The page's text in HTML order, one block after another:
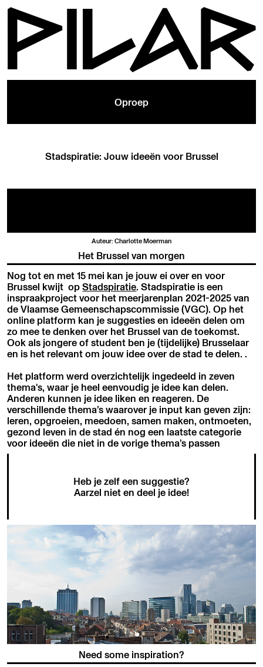
Oproep
Stadspiratie: Jouw ideeën voor Brussel
Auteur: Charlotte Moerman
Het Brussel van morgen
Nog tot en met 15 mei kan je jouw ei over en voor
Brussel kwijt opStadspiratie. Stadspiratie is een
inspraakproject voor het meerjarenplan 2021-2025 van
de Vlaamse Gemeenschapscommissie (VGC). Op het
online platform kan je suggesties en ideeën delen om
zo mee te denken over het Brussel van de toekomst.
Ook als jongere of student ben je (tijdelijke) Brusselaar
en is het relevant om jouw idee over de stad te delen. .
Het platform werd overzichtelijk ingedeeld in zeven
thema's, waar je heel eenvoudig je idee kan delen.
Anderen kunnen je idee liken en reageren. De
verschillende thema’s waarover je input kan geven zijn:
leren, opgroeien, meedoen, samen maken, ontmoeten,
gezond leven in de stad én nog een laatste categorie
voor ideeën die niet in de vorige thema’s passen
Heb je zelf een suggestie?
Aarzel niet en deel je idee!
Need some inspiration?